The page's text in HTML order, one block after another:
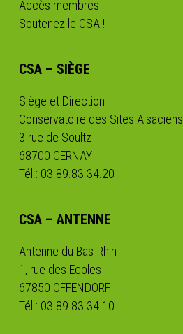
Accès membres
Soutenez le CSA !
CSA – SIÈGE
Siège et Direction
Conservatoire des Sites Alsaciens
3 rue de Soultz
68700 CERNAY
Tél.: 03.89.83.34.20
CSA – ANTENNE
Antenne du Bas-Rhin
1, rue des Ecoles
67850 OFFENDORF
Tél.: 03.89.83.34.10